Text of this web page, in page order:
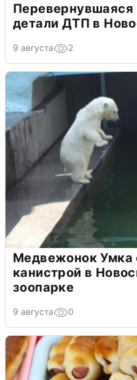
Перевернувшаяся
детали ДТП в
9 августа 2
Медвежонок Умка
канистрой в
зоопарке
9 августа 0